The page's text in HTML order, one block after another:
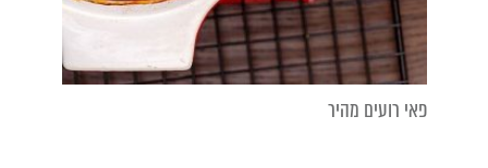
פאי רועים מהיר